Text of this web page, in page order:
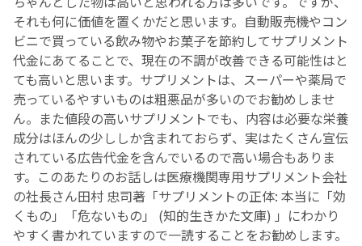
それも何に価値を置くかだと思います。自動販売機やコン
ビニで買っている飲み物やお菓子を節約してサプリメント
代金にあてることで、現在の不調が改善できる可能性はと
ても高いと思います。サプリメントは、スーパーや薬局で
売っているやすいものは粗悪品が多いのでお勧めしませ
ん。また値段の高いサプリメントでも、内容は必要な栄養
成分はほんの少ししか含まれておらず、実はたくさん宣伝
されている広告代金を含んでいるので高い場合もありま
す。このあたりのお話しは医療機関専用サプリメント会社
の社長さん田村 忠司著「サプリメントの正体: 本当に「効
くもの」「危ないもの」 (知的生きかた文庫) 」にわかり
やすく書かれていますので一読することをお勧めします。